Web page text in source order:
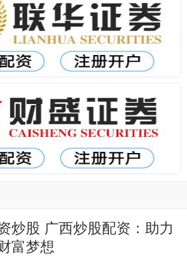
炒股 广西炒股配资：助力
富梦想